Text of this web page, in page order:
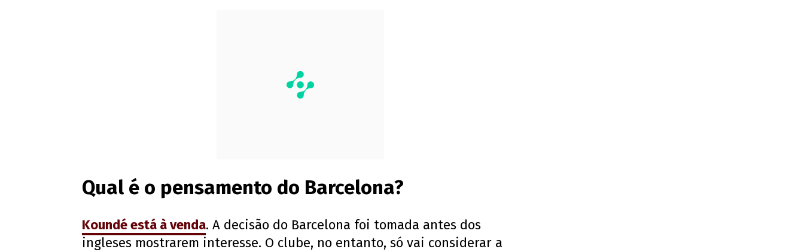
Qual é o pensamento do Barcelona?
Koundé está à venda. A decisão do Barcelona foi tomada antes dos
ingleses mostrarem interesse. O clube, no entanto, só vai considerar a